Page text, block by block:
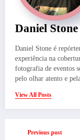
Daniel Stone
Daniel Stone é
experiência na
fotografia de eventos
pelo olhar atento e
View All Posts
Previous post